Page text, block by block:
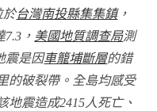
於台灣南投縣集集鎮，
7.3， 美國地質調查局測
震是因車籠埔斷層的錯
的破裂帶。全島均感受
地震造成2415人死亡、